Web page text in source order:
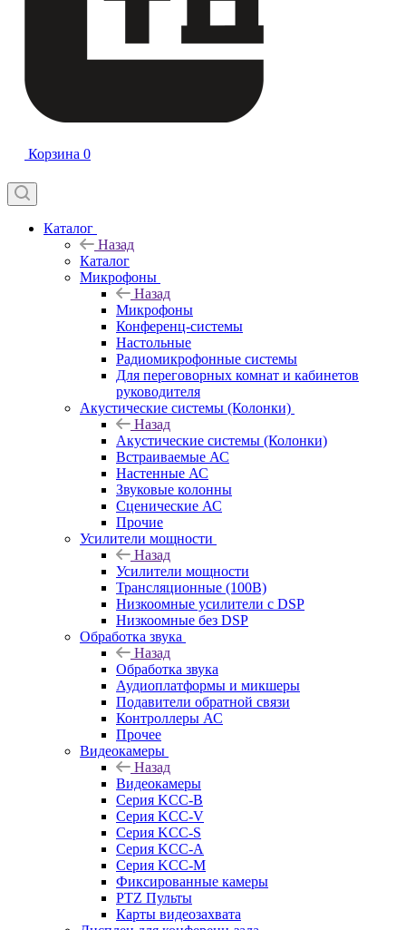
Корзина 0
Каталог
Назад
Каталог
Микрофоны
Назад
Микрофоны
Конференц-системы
Настольные
Радиомикрофонные системы
Для переговорных комнат и кабинетов
руководителя
Акустические системы (Колонки)
Назад
Акустические системы (Колонки)
Встраиваемые АС
Настенные АС
Звуковые колонны
Сценические АС
Прочие
Усилители мощности
Назад
Усилители мощности
Трансляционные (100В)
Низкоомные усилители с DSP
Низкоомные без DSP
Обработка звука
Назад
Обработка звука
Аудиоплатформы и микшеры
Подавители обратной связи
Контроллеры АС
Прочее
Видеокамеры
Назад
Видеокамеры
Серия KCC-B
Серия KCC-V
Серия KCC-S
Серия KCC-A
Серия KCC-M
Фиксированные камеры
PTZ Пульты
Карты видеозахвата